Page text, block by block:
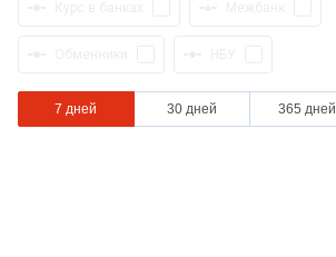
7 дней 30 дней 365 дней